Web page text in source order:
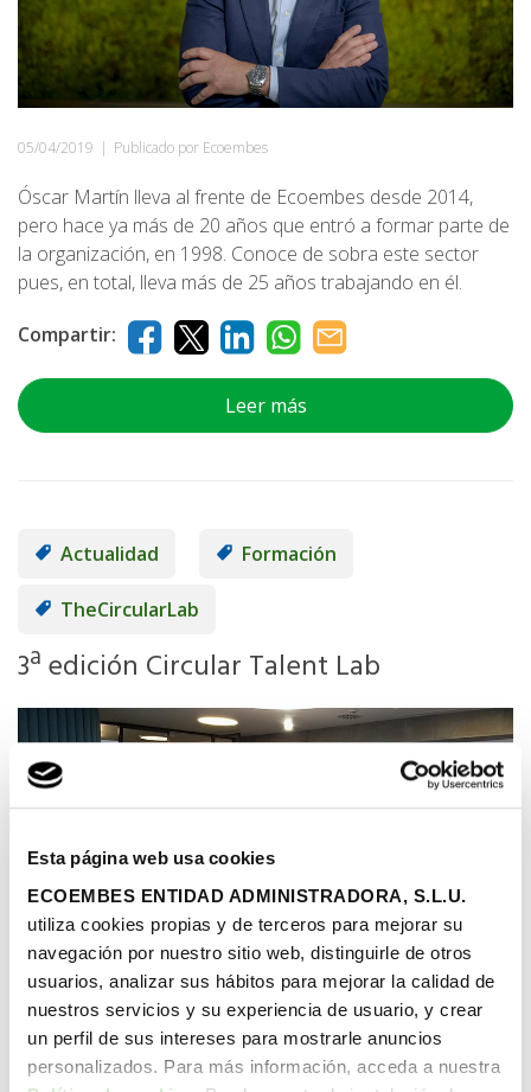
Esta página web usa cookies
ECOEMBES ENTIDAD ADMINISTRADORA, S.L.U.
utiliza cookies propias y de terceros para mejorar su
navegación por nuestro sitio web, distinguirle de otros
usuarios, analizar sus hábitos para mejorar la calidad de
nuestros servicios y su experiencia de usuario, y crear
un perfil de sus intereses para mostrarle anuncios
personalizados. Para más información, acceda a nuestra
05/04/2019 | Publicado por Ecoembes
Óscar Martín lleva al frente de Ecoembes desde 2014,
pero hace ya más de 20 años que entró a formar parte de
la organización, en 1998. Conoce de sobra este sector
pues, en total, lleva más de 25 años trabajando en él.
Compartir:
Leer más
Actualidad Formación
TheCircularLab
3ª edición Circular Talent Lab
07/09/2018 | Publicado por Ecoembes
A estas alturas, es bien conocido que en Ecoembes